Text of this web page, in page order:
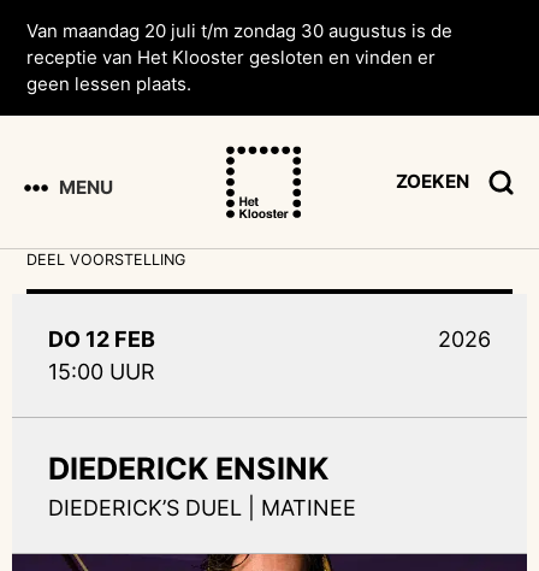
Van maandag 20 juli t/m zondag 30 augustus is de
receptie van Het Klooster gesloten en vinden er
geen lessen plaats.
MENU ZOEKEN
DEEL VOORSTELLING
DO 12 FEB
15:00 UUR
2026
DIEDERICK ENSINK
DIEDERICK’S DUEL | MATINEE